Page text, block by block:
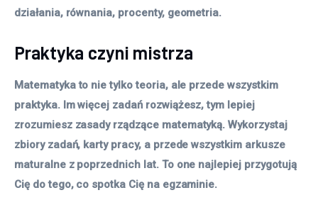
działania, równania, procenty, geometria.
Praktyka czyni mistrza
Matematyka to nie tylko teoria, ale przede wszystkim
praktyka. Im więcej zadań rozwiążesz, tym lepiej
zrozumiesz zasady rządzące matematyką. Wykorzystaj
zbiory zadań, karty pracy, a przede wszystkim arkusze
maturalne z poprzednich lat. To one najlepiej przygotują
Cię do tego, co spotka Cię na egzaminie.